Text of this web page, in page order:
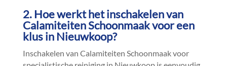
2.​ Hoe werkt het inschakelen van
Calamiteiten Schoonmaak voor een
klus in Nieuwkoop?
Inschakelen van Calamiteiten Schoonmaak voor